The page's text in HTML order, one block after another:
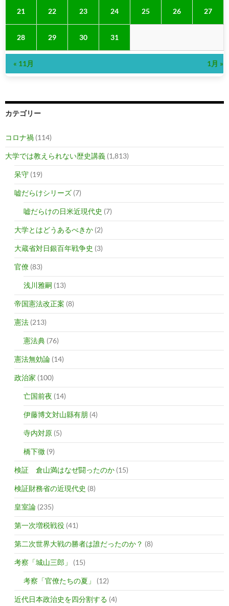
21 22 23 24 25 26 27
28 29 30 31
« 11月 1月 »
カテゴリー
コロナ禍 (114)
大学では教えられない歴史講義 (1,813)
呆守 (19)
嘘だらけシリーズ (7)
嘘だらけの日米近現代史 (7)
大学とはどうあるべきか (2)
大蔵省対日銀百年戦争史 (3)
官僚 (83)
浅川雅嗣 (13)
帝国憲法改正案 (8)
憲法 (213)
憲法典 (76)
憲法無効論 (14)
政治家 (100)
亡国前夜 (14)
伊藤博文対山縣有朋 (4)
寺内対原 (5)
橋下徹 (9)
検証 倉山満はなぜ闘ったのか (15)
検証財務省の近現代史 (8)
皇室論 (235)
第一次増税戦役 (41)
第二次世界大戦の勝者は誰だったのか？ (8)
考察「城山三郎」 (15)
考察「官僚たちの夏」 (12)
近代日本政治史を四分割する (4)